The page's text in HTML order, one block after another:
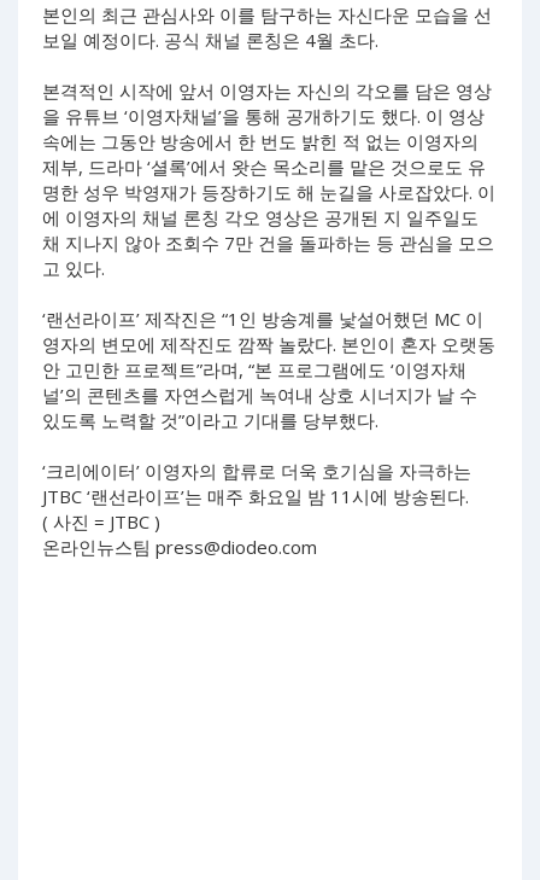
본인의 최근 관심사와 이를 탐구하는 자신다운 모습을 선
보일 예정이다. 공식 채널 론칭은 4월 초다.
본격적인 시작에 앞서 이영자는 자신의 각오를 담은 영상
을 유튜브 ‘이영자채널’을 통해 공개하기도 했다. 이 영상
속에는 그동안 방송에서 한 번도 밝힌 적 없는 이영자의
제부, 드라마 ‘셜록’에서 왓슨 목소리를 맡은 것으로도 유
명한 성우 박영재가 등장하기도 해 눈길을 사로잡았다. 이
에 이영자의 채널 론칭 각오 영상은 공개된 지 일주일도
채 지나지 않아 조회수 7만 건을 돌파하는 등 관심을 모으
고 있다.
‘랜선라이프’ 제작진은 “1인 방송계를 낯설어했던 MC 이
영자의 변모에 제작진도 깜짝 놀랐다. 본인이 혼자 오랫동
안 고민한 프로젝트”라며, “본 프로그램에도 ‘이영자채
널’의 콘텐츠를 자연스럽게 녹여내 상호 시너지가 날 수
있도록 노력할 것”이라고 기대를 당부했다.
‘크리에이터’ 이영자의 합류로 더욱 호기심을 자극하는
JTBC ‘랜선라이프’는 매주 화요일 밤 11시에 방송된다.
( 사진 = JTBC )
온라인뉴스팀 press@diodeo.com